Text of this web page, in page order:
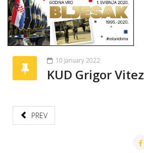
10 January 2022
KUD Grigor Vitez
PREV